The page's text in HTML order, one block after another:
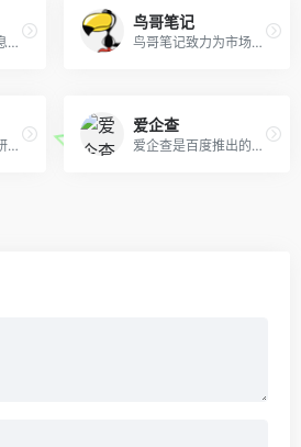
核新同花顺网络信息股份有限公司（同花顺）成立于1995年，是一家专业的互联网金融数据服务商，为您全方位提供财经资讯及全球金融市场行情，覆盖股票、基金、期货、外汇、债券、银行、黄金等多种面向个人和企业的服务。
鸟哥笔记
鸟哥笔记致力为市场营销广告人打造一个集互联网广告、推广、运营、营销增长为主的学习交流平台。鸟哥笔记-讲述营销的故事！专注于网络广告、营销、运营、推广、品牌等专业知识分享，广告营销资源对接，赋能广告市场营销从业者。
发现报告作为专业研报平台,收录最新、最全行业报告,可免费阅读各类行业分析报告、公司研究报告、券商研报等。智能分类搜索,支持全文关键词匹配,可下载PDF、Word格式报告。
爱企查
爱企查是百度推出的企业信用查询工具,提供一站式的企业信息查询服务,能够快速查询浏览工商信息、企业法人股东、主要成员、变更记录、企业风险、企业股权、网站icp备案、对外投资、分支机构、年报、企业财务信息等相关信息,查询信息就到爱企查官网,省时省力！